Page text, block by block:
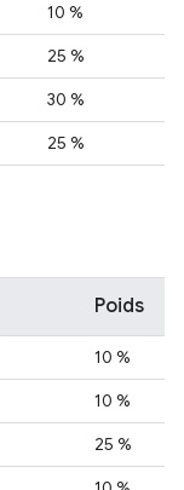
10 %
25 %
30 %
25 %
Poids
10 %
10 %
25 %